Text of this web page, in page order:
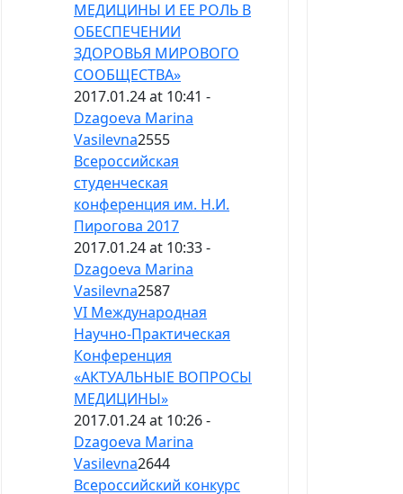
МЕДИЦИНЫ И ЕЕ РОЛЬ В
ОБЕСПЕЧЕНИИ
ЗДОРОВЬЯ МИРОВОГО
СООБЩЕСТВА»
2017.01.24 at 10:41 -
Dzagoeva Marina
Vasilevna2555
Всероссийская
студенческая
конференция им. Н.И.
Пирогова 2017
2017.01.24 at 10:33 -
Dzagoeva Marina
Vasilevna2587
VI Международная
Научно-Практическая
Конференция
«АКТУАЛЬНЫЕ ВОПРОСЫ
МЕДИЦИНЫ»
2017.01.24 at 10:26 -
Dzagoeva Marina
Vasilevna2644
Всероссийский конкурс